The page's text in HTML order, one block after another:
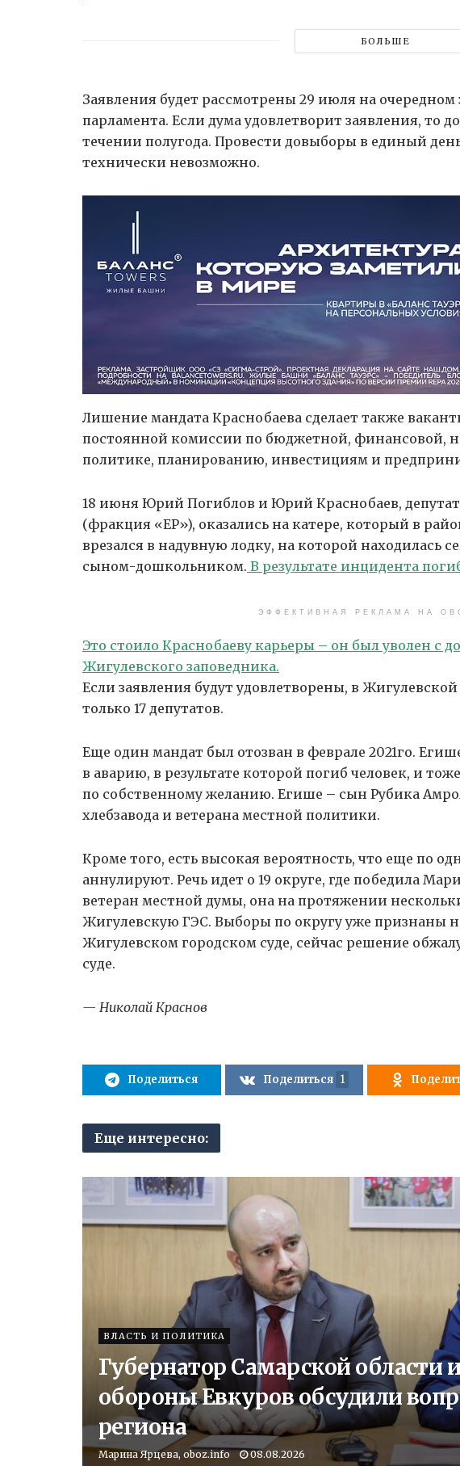
БОЛЬШЕ
Заявления будет рассмотрены 29 июля на очередном
парламента. Если дума удовлетворит заявления, то
течении полугода. Провести довыборы в единый
технически невозможно.
Лишение мандата Краснобаева сделает также
постоянной комиссии по бюджетной, финансовой,
политике, планированию, инвестициям и
18 июня Юрий Погиблов и Юрий Краснобаев,
(фракция «ЕР»), оказались на катере, который в
врезался в надувную лодку, на которой находилась
сыном-дошкольником. В результате инцидента
ЭФФЕКТИВНАЯ РЕКЛАМА НА
Это стоило Краснобаеву карьеры – он был уволен с
Жигулевского заповедника.
Если заявления будут удовлетворены, в
только 17 депутатов.
Еще один мандат был отозван в феврале 2021го.
в аварию, в результате которой погиб человек, и
по собственному желанию. Егише – сын Рубика
хлебзавода и ветерана местной политики.
Кроме того, есть высокая вероятность, что еще по
аннулируют. Речь идет о 19 округе, где победила
ветеран местной думы, она на протяжении
Жигулевскую ГЭС. Выборы по округу уже признаны
Жигулевском городском суде, сейчас решение
суде.
— Николай Краснов
Поделиться Поделиться 1
Еще интересно:
ВЛАСТЬ И ПОЛИТИКА
Губернатор Самарской области
обороны Евкуров обсудили
региона
Марина Ярцева, oboz.info 08.08.2026